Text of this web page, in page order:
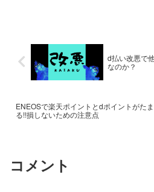
d払い改悪で
なのか？
ENEOSで楽天ポイントとdポイントがたま
る!!損しないための注意点
コメント